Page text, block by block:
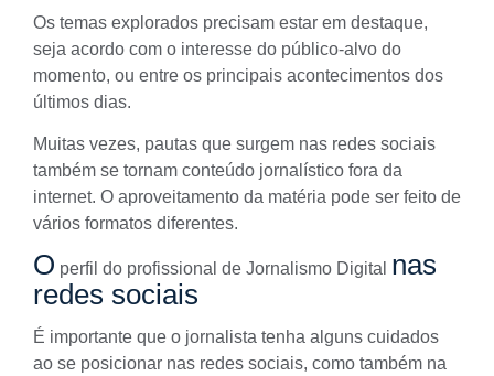
Os temas explorados precisam estar em destaque,
seja acordo com o interesse do público-alvo do
momento, ou entre os principais acontecimentos dos
últimos dias.
Muitas vezes, pautas que surgem nas redes sociais
também se tornam conteúdo jornalístico fora da
internet. O aproveitamento da matéria pode ser feito de
vários formatos diferentes.
O perfil do profissional de Jornalismo Digital nas
redes sociais
É importante que o jornalista tenha alguns cuidados
ao se posicionar nas redes sociais, como também na